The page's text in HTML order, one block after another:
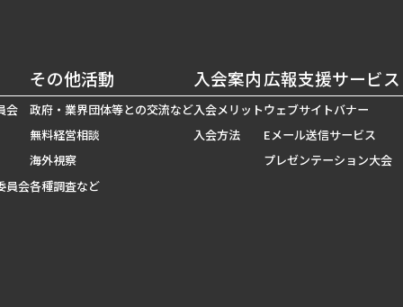
会
員会
その他活動
政府・業界団体等との交流など
無料経営相談
海外視察
各種調査など
入会案内
入会メリット
入会方法
広報支援サービス
ウェブサイトバナー
Eメール送信サービス
プレゼンテーション大会